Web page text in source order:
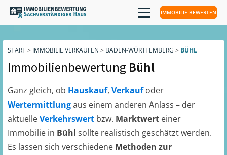
IMMOBILIE BEWERTEN
START> IMMOBILIE VERKAUFEN > BADEN-WÜRTTEMBERG > BÜHL
Immobilienbewertung Bühl
Ganz gleich, ob Hauskauf, Verkaufoder
Wertermittlungaus einem anderen Anlass – der
aktuelleVerkehrswert bzw. Marktwert einer
Immobilie in Bühl sollte realistisch geschätzt werden.
Es lassen sich verschiedene Methoden zur